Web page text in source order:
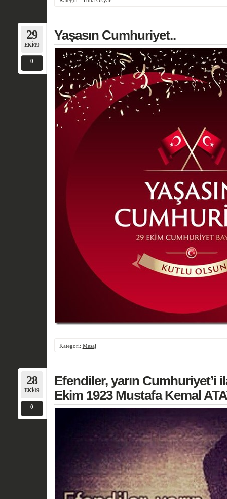
29
EKI/19
0
Yaşasın Cumhuriyet..
Kategori: Mesaj
28
EKI/19
0
Efendiler, yarın Cumhuriyet’i
Ekim 1923 Mustafa Kemal